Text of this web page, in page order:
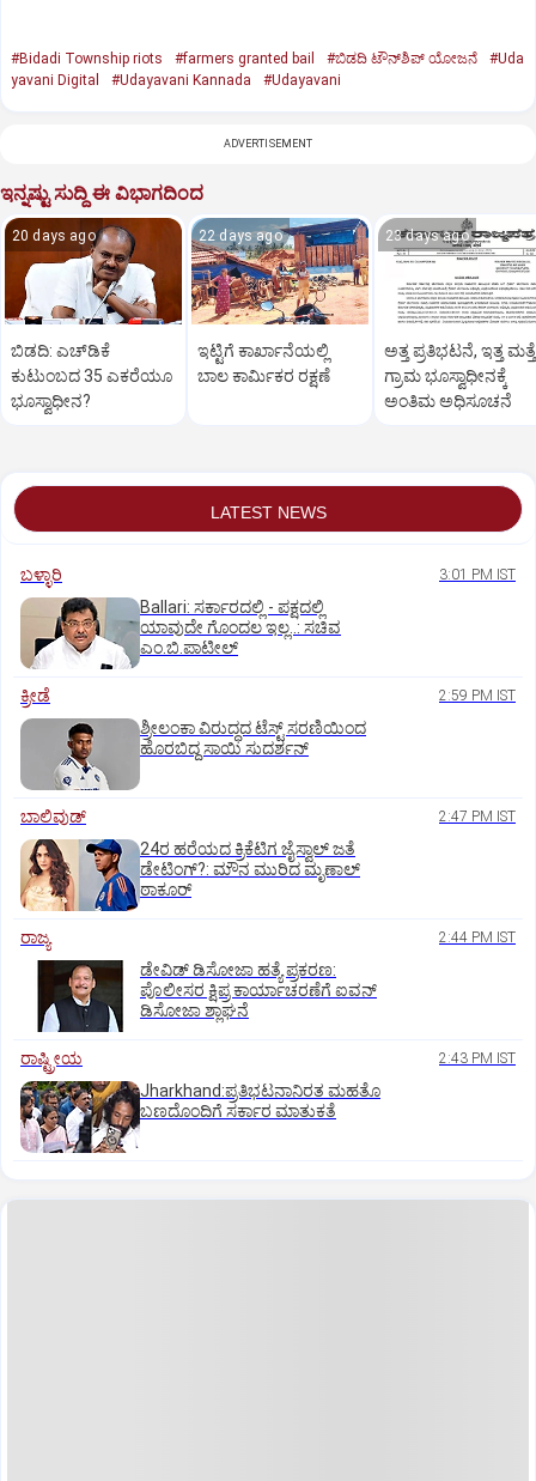
#Bidadi Township riots #farmers granted bail #ಬಿಡದಿ ಟೌನ್‌ಶಿಪ್‌ ಯೋಜನೆ
#Uda
yavani Digital
#Udayavani Kannada #Udayavani
ADVERTISEMENT
ಇನ್ನಷ್ಟು ಸುದ್ದಿ ಈ ವಿಭಾಗದಿಂದ
20 days ago
ಬಿಡದಿ: ಎಚ್‌ಡಿಕೆ
ಕುಟುಂಬದ 35 ಎಕರೆಯೂ
ಭೂಸ್ವಾಧೀನ?
22 days ago
ಇಟ್ಟಿಗೆ ಕಾರ್ಖಾನೆಯಲ್ಲಿ
ಬಾಲ ಕಾರ್ಮಿಕರ ರಕ್ಷಣೆ
23 days ago
ಅತ್ತ ಪ್ರತಿಭಟನೆ, ಇತ್ತ
ಗ್ರಾಮ ಭೂಸ್ವಾಧೀನಕ್ಕೆ
ಅಂತಿಮ ಅಧಿಸೂಚನೆ
LATEST NEWS
ಬಳ್ಳಾರಿ 3:01 PM IST
Ballari: ಸರ್ಕಾರದಲ್ಲಿ - ಪಕ್ಷದಲ್ಲಿ
ಯಾವುದೇ ಗೊಂದಲ ಇಲ್ಲ..: ಸಚಿವ
ಎಂ.ಬಿ.ಪಾಟೀಲ್
ಕ್ರೀಡೆ 2:59 PM IST
ಶ್ರೀಲಂಕಾ ವಿರುದ್ಧದ ಟೆಸ್ಟ್ ಸರಣಿಯಿಂದ
ಹೊರಬಿದ್ದ ಸಾಯಿ ಸುದರ್ಶನ್
ಬಾಲಿವುಡ್‌ 2:47 PM IST
24ರ ಹರೆಯದ ಕ್ರಿಕೆಟಿಗ ಜೈಸ್ವಾಲ್‌ ಜತೆ
ಡೇಟಿಂಗ್?:‌ ಮೌನ ಮುರಿದ ಮೃಣಾಲ್‌
ಠಾಕೂರ್
ರಾಜ್ಯ 2:44 PM IST
ಡೇವಿಡ್ ಡಿಸೋಜಾ ಹತ್ಯೆ ಪ್ರಕರಣ:
ಪೊಲೀಸರ ಕ್ಷಿಪ್ರ ಕಾರ್ಯಾಚರಣೆಗೆ ಐವನ್
ಡಿಸೋಜಾ ಶ್ಲಾಘನೆ
ರಾಷ್ಟ್ರೀಯ 2:43 PM IST
Jharkhand:ಪ್ರತಿಭಟನಾನಿರತ ಮಹತೊ
ಬಣದೊಂದಿಗೆ ಸರ್ಕಾರ ಮಾತುಕತೆ